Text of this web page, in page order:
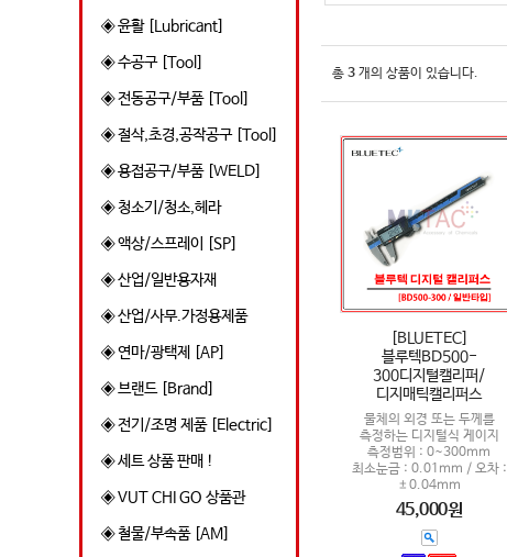
◈ 윤활 [Lubricant]
◈ 수공구 [Tool]
◈ 전동공구/부품 [Tool]
◈ 절삭,초경,공작공구 [Tool]
◈ 용접공구/부품 [WELD]
◈ 청소기/청소,헤라
◈ 액상/스프레이 [SP]
◈ 산업/일반용자재
◈ 산업/사무.가정용제품
◈ 연마/광택제 [AP]
◈ 브랜드 [Brand]
◈ 전기/조명 제품 [Electric]
◈ 세트 상품 판매 !
◈ VUT CHI GO 상품관
◈ 철물/부속품 [AM]
총 3 개의 상품이 있습니다.
[BLUETEC]
블루텍BD500-
300디지털캘리퍼/
디지매틱캘리퍼스
물체의 외경 또는 두께를
측정하는 디지털식 게이지
측정범위 : 0~300mm
최소눈금 : 0.01mm / 오차 :
±0.04mm
45,000원